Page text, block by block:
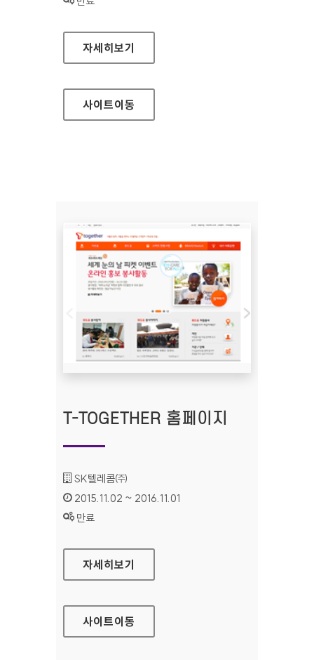
세상 임팩트 성과시스템 홈페이지
자세히보기
사이트이동
T-TOGETHER 홈페이지
기관명 :
SK텔레콤㈜
인증기간 :
2015.11.02 ~ 2016.11.01
상태 :
만료
T-TOGETHER 홈페이지
자세히보기
사이트이동